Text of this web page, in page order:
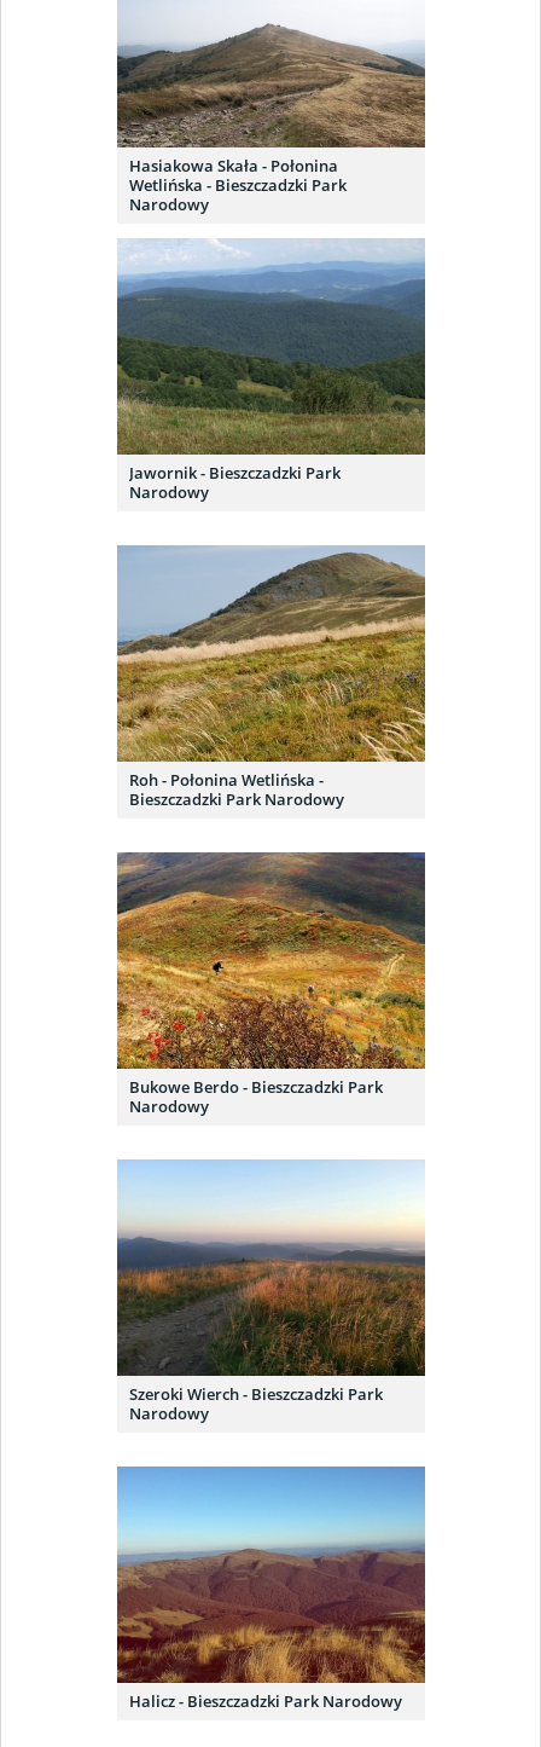
Hasiakowa Skała - Połonina
Wetlińska - Bieszczadzki Park
Narodowy
Jawornik - Bieszczadzki Park
Narodowy
Roh - Połonina Wetlińska -
Bieszczadzki Park Narodowy
Bukowe Berdo - Bieszczadzki Park
Narodowy
Szeroki Wierch - Bieszczadzki Park
Narodowy
Halicz - Bieszczadzki Park Narodowy